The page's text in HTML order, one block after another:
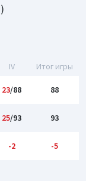
IV Итог игры
23/88 88
25/93 93
-2 -5